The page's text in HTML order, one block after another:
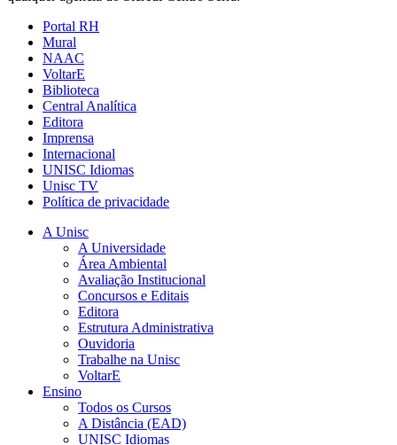
Portal RH
Mural
NAAC
VoltarE
Biblioteca
Central Analítica
Editora
Imprensa
Internacional
UNISC Idiomas
Unisc TV
Política de privacidade
A Unisc
A Universidade
Área Ambiental
Avaliação Institucional
Concursos e Editais
Editora
Estrutura Administrativa
Ouvidoria
Trabalhe na Unisc
VoltarE
Ensino
Todos os Cursos
A Distância (EAD)
UNISC Idiomas